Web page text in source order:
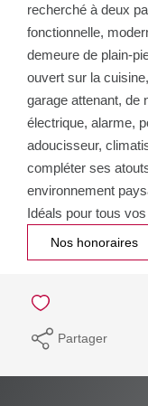
recherché à deux
fonctionnelle,
demeure de plain-
ouvert sur la
garage attenant, de
électrique, alarme,
adoucisseur,
compléter ses
environnement
Idéals pour tous
Nos honoraires
Partager